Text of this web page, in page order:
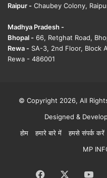
Raipur - Chaubey Colony,
Madhya Pradesh -
Bhopal - 66, Retghat Road,
Rewa - SA-3, 2nd Floor, Block
Rewa - 486001
© Copyright 2026, All
Designed &
होम
हमारे बारे में हमसे संपर्क करें
MP
Facebook